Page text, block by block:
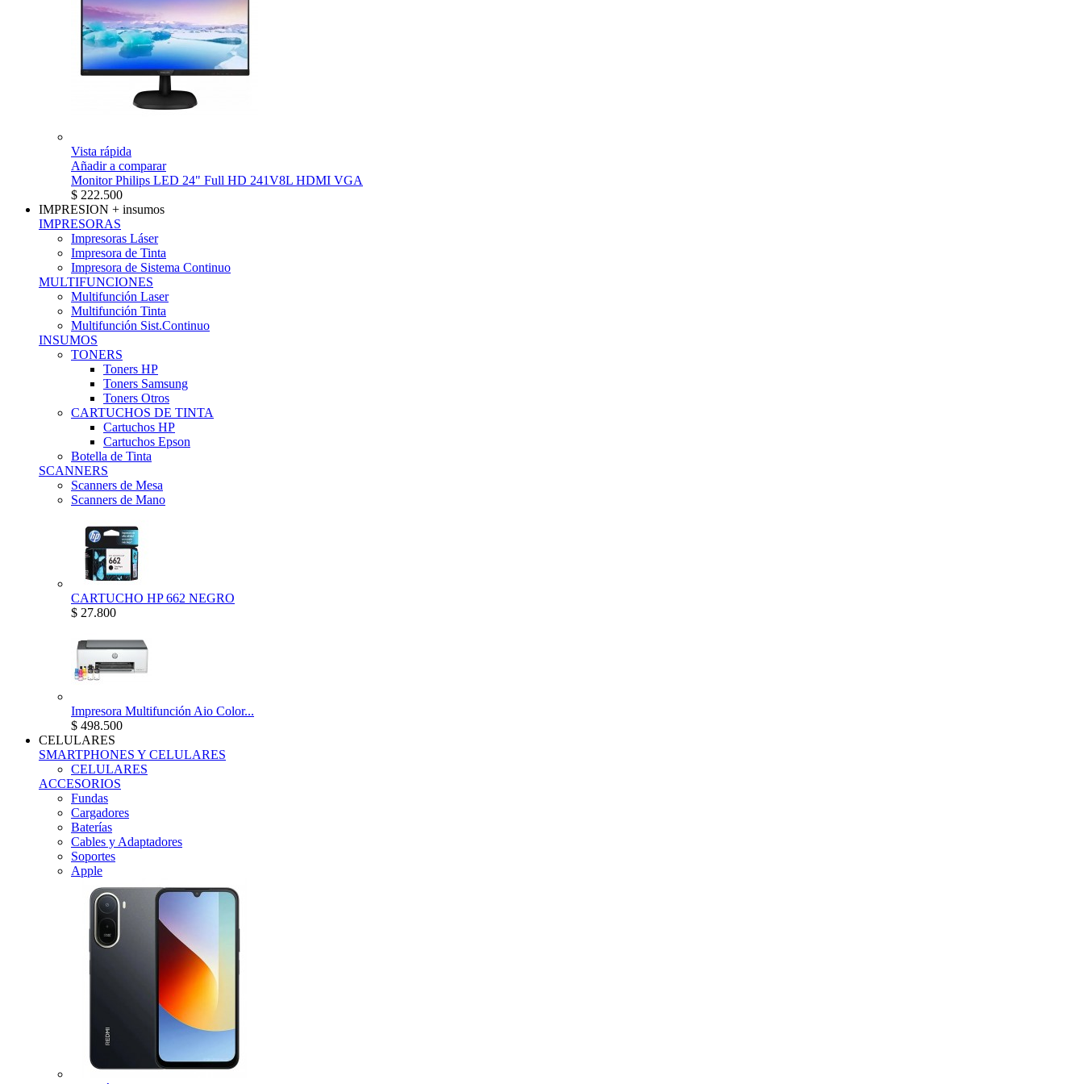
Vista rápida
Añadir a comparar
Monitor Philips LED 24" Full HD 241V8L HDMI VGA
$ 222.500
IMPRESION + insumos
IMPRESORAS
Impresoras Láser
Impresora de Tinta
Impresora de Sistema Continuo
MULTIFUNCIONES
Multifunción Laser
Multifunción Tinta
Multifunción Sist.Continuo
INSUMOS
TONERS
Toners HP
Toners Samsung
Toners Otros
CARTUCHOS DE TINTA
Cartuchos HP
Cartuchos Epson
Botella de Tinta
SCANNERS
Scanners de Mesa
Scanners de Mano
CARTUCHO HP 662 NEGRO
$ 27.800
Impresora Multifunción Aio Color...
$ 498.500
CELULARES
SMARTPHONES Y CELULARES
CELULARES
ACCESORIOS
Fundas
Cargadores
Baterías
Cables y Adaptadores
Soportes
Apple